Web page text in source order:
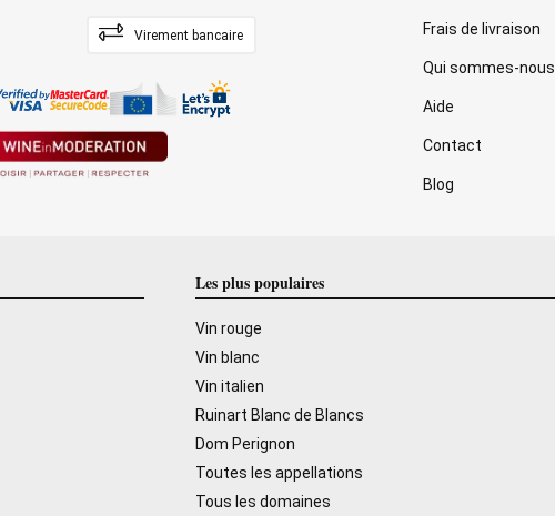
Virement bancaire Frais de livraison
Qui sommes-nous
Aide
Contact
Blog
Les plus populaires
Vin rouge
Vin blanc
Vin italien
Ruinart Blanc de Blancs
Dom Perignon
Toutes les appellations
Tous les domaines